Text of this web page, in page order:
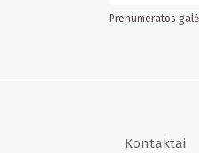
Prenumeratos
Kontaktai